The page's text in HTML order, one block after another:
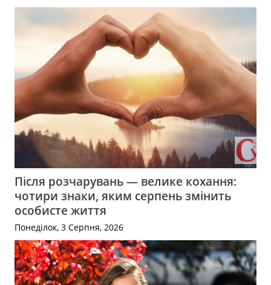
Після розчарувань — велике кохання:
чотири знаки, яким серпень змінить
особисте життя
Понеділок, 3 Серпня, 2026